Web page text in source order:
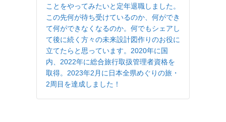
ことをやってみたいと定年退職しました。
この先何が待ち受けているのか、何ができ
て何ができなくなるのか。何でもシェアし
て後に続く方々の未来設計図作りのお役に
立てたらと思っています。2020年に国
内、2022年に総合旅行取扱管理者資格を
取得。2023年2月に日本全県めぐりの旅・
2周目を達成しました！